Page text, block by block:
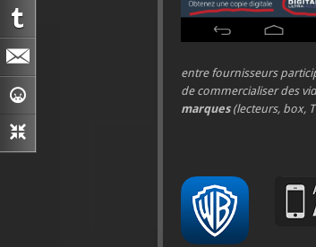
entre fournisseurs
de commercialiser des
marques(lecteurs, box,